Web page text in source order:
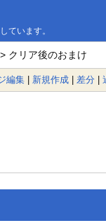
ています。
クリア後のおまけ
編集 | 新規作成 | 差分 |